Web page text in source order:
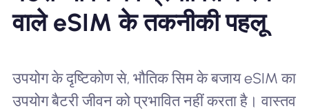
वाले eSIM के तकनीकी पहलू
उपयोग के दृष्टिकोण से, भौतिक सिम के बजाय eSIM का
उपयोग बैटरी जीवन को प्रभावित नहीं करता है। वास्तव